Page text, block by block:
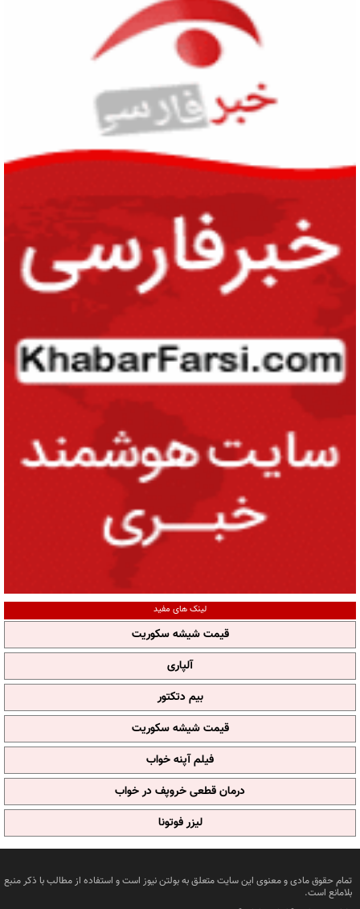
لینک های مفید
قیمت شیشه سکوریت
آلپاری
بیم دتکتور
قیمت شیشه سکوریت
فیلم آپنه خواب
درمان قطعی خروپف در خواب
لیزر فوتونا
تمام حقوق مادی و معنوی این سایت متعلق به بولتن نیوز است و استفاده از مطالب با ذکر منبع
بلامانع است.